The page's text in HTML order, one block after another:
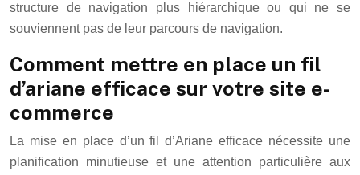
structure de navigation plus hiérarchique ou qui ne se
souviennent pas de leur parcours de navigation.
Comment mettre en place un fil
d’ariane efficace sur votre site e-
commerce
La mise en place d’un fil d’Ariane efficace nécessite une
planification minutieuse et une attention particulière aux